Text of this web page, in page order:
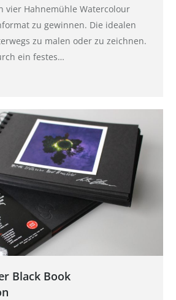
vier Hahnemühle Watercolour
zu gewinnen. Die idealen
zu malen oder zu zeichnen.
ein festes…
Black Book